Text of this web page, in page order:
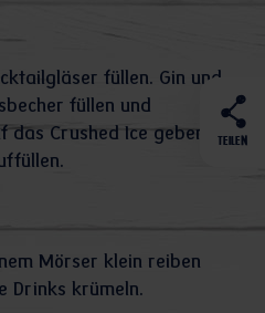
TEILEN
füllen. Gin und
füllen und
das Crushed Ice geben
Mörser klein reiben
Drinks krümeln.